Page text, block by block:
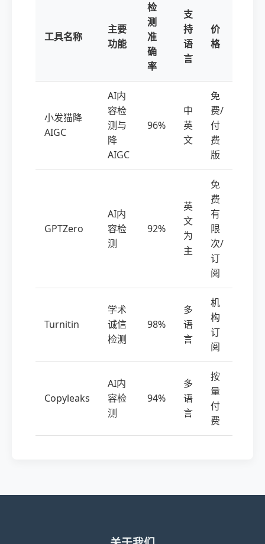
工具名称
主要
功能
检
测
准
确
率
支
持
语
言
价
格
小发猫降
AIGC
AI内
容检
测与
降
AIGC
96%
中
英
文
免
费/
付
费
版
GPTZero
AI内
容检
测
92%
英
文
为
主
免
费
有
限
次/
订
阅
Turnitin
学术
诚信
检测
98%
多
语
言
机
构
订
阅
Copyleaks
AI内
容检
测
94%
多
语
言
按
量
付
费